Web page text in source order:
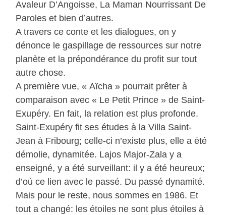
Avaleur D’Angoisse, La Maman Nourrissant De
Paroles et bien d’autres.
A travers ce conte et les dialogues, on y
dénonce le gaspillage de ressources sur notre
planète et la prépondérance du profit sur tout
autre chose.
A première vue, « Aïcha » pourrait prêter à
comparaison avec « Le Petit Prince » de Saint-
Exupéry. En fait, la relation est plus profonde.
Saint-Exupéry fit ses études à la Villa Saint-
Jean à Fribourg; celle-ci n’existe plus, elle a été
démolie, dynamitée. Lajos Major-Zala y a
enseigné, y a été surveillant: il y a été heureux;
d’où ce lien avec le passé. Du passé dynamité.
Mais pour le reste, nous sommes en 1986. Et
tout a changé: les étoiles ne sont plus étoiles à